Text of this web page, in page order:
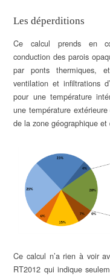
Les déperditions
Ce calcul prends en
conduction des parois
par ponts thermiques,
ventilation et infiltrations
pour une température
une température
de la zone géographique et
Ce calcul n’a rien à voir
RT2012 qui indique